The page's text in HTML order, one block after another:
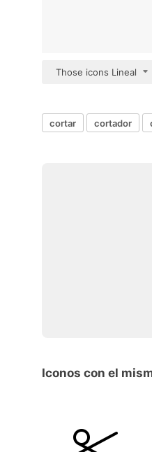
Those icons Lineal
cortar cortador
Iconos con el